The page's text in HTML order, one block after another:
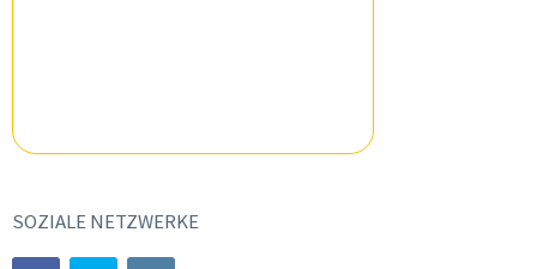
SOZIALE NETZWERKE